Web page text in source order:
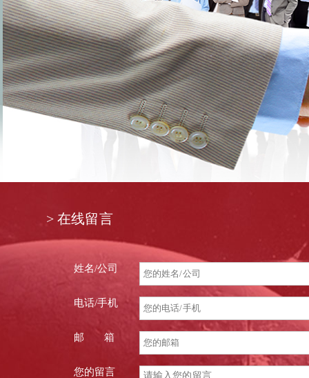
> 在线留言
姓名/公司
电话/手机
邮 箱
您的留言